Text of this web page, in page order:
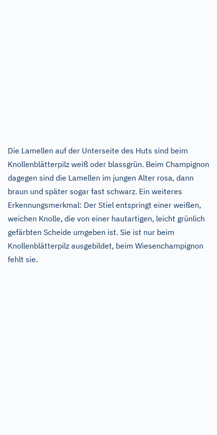
Die Lamellen auf der Unterseite des Huts sind beim
Knollenblätterpilz weiß oder blassgrün. Beim Champignon
dagegen sind die Lamellen im jungen Alter rosa, dann
braun und später sogar fast schwarz. Ein weiteres
Erkennungsmerkmal: Der Stiel entspringt einer weißen,
weichen Knolle, die von einer hautartigen, leicht grünlich
gefärbten Scheide umgeben ist. Sie ist nur beim
Knollenblätterpilz ausgebildet, beim Wiesenchampignon
fehlt sie.